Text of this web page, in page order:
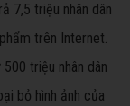
7,5 triệu nhân dân
trên Internet.
triệu nhân dân
bỏ hình ảnh của